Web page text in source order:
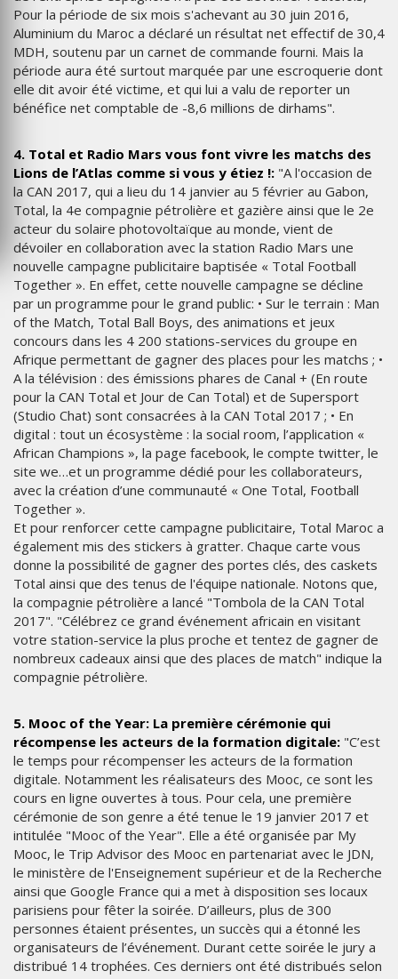
Pour la période de six mois s'achevant au 30 juin 2016,
Aluminium du Maroc a déclaré un résultat net effectif de 30,4
MDH, soutenu par un carnet de commande fourni. Mais la
période aura été surtout marquée par une escroquerie dont
elle dit avoir été victime, et qui lui a valu de reporter un
bénéfice net comptable de -8,6 millions de dirhams".
4. Total et Radio Mars vous font vivre les matchs des
Lions de l’Atlas comme si vous y étiez !: "A l'occasion de
la CAN 2017, qui a lieu du 14 janvier au 5 février au Gabon,
Total, la 4e compagnie pétrolière et gazière ainsi que le 2e
acteur du solaire photovoltaïque au monde, vient de
dévoiler en collaboration avec la station Radio Mars une
nouvelle campagne publicitaire baptisée « Total Football
Together ». En effet, cette nouvelle campagne se décline
par un programme pour le grand public: • Sur le terrain : Man
of the Match, Total Ball Boys, des animations et jeux
concours dans les 4 200 stations-services du groupe en
Afrique permettant de gagner des places pour les matchs ; •
A la télévision : des émissions phares de Canal + (En route
pour la CAN Total et Jour de Can Total) et de Supersport
(Studio Chat) sont consacrées à la CAN Total 2017 ; • En
digital : tout un écosystème : la social room, l’application «
African Champions », la page facebook, le compte twitter, le
site we…et un programme dédié pour les collaborateurs,
avec la création d’une communauté « One Total, Football
Together ».
Et pour renforcer cette campagne publicitaire, Total Maroc a
également mis des stickers à gratter. Chaque carte vous
donne la possibilité de gagner des portes clés, des caskets
Total ainsi que des tenus de l'équipe nationale. Notons que,
la compagnie pétrolière a lancé "Tombola de la CAN Total
2017". "Célébrez ce grand événement africain en visitant
votre station-service la plus proche et tentez de gagner de
nombreux cadeaux ainsi que des places de match" indique la
compagnie pétrolière.
5. Mooc of the Year: La première cérémonie qui
récompense les acteurs de la formation digitale: "C’est
le temps pour récompenser les acteurs de la formation
digitale. Notamment les réalisateurs des Mooc, ce sont les
cours en ligne ouvertes à tous. Pour cela, une première
cérémonie de son genre a été tenue le 19 janvier 2017 et
intitulée "Mooc of the Year". Elle a été organisée par My
Mooc, le Trip Advisor des Mooc en partenariat avec le JDN,
le ministère de l'Enseignement supérieur et de la Recherche
ainsi que Google France qui a met à disposition ses locaux
parisiens pour fêter la soirée. D’ailleurs, plus de 300
personnes étaient présentes, un succès qui a étonné les
organisateurs de l’événement. Durant cette soirée le jury a
distribué 14 trophées. Ces derniers ont été distribués selon